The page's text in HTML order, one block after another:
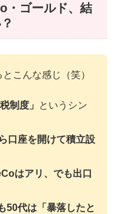
・ゴールド、結
こんな感じ（笑）
制度」
というシン
口座を開けて積立設
はアリ、でも出口
50代は「暴落したと